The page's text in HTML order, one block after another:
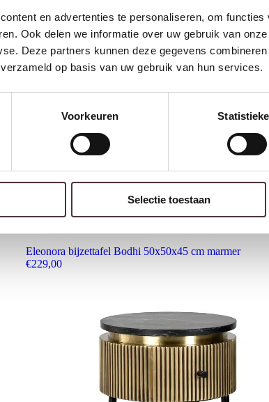
en advertenties te personaliseren, om
Ook delen we informatie over uw gebruik van
Deze partners kunnen deze gegevens
op basis van uw gebruik van hun services.
Voorkeuren
Selectie toestaan
Eleonora bijzettafel Bodhi 50x50x45 cm marmer
€229,00